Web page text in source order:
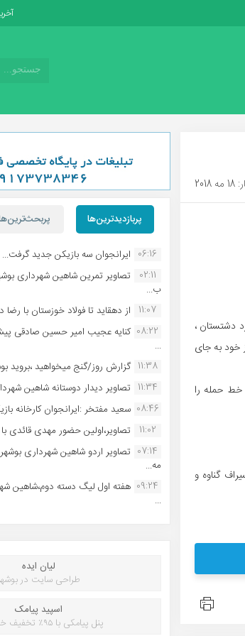
دشتستان ،
خود به جای
خط حمله را
گناوه و
پربازدیدترین‌ها
06:16 ایرانجوان سه بازیکن جدید گرفت...
02:11
تصاویر تمرین شاهین شهردارى
ب...
11:07 از دهقاید تا فولاد خوزستان با
08:22 کنایه عجیب امیر حسین صادقی
...
11:38 گزارش روز/گنج میخواهید ،بروید
11:34 تصاویر دیدار دوستانه شاهین
08:46 سعید مفتخر :ایرانجوان کارخانه
11:02
تصاویر،اولین حضور مهدی قائدی
07:14 تصاویر اردو شاهین شهرداری
مه...
09:24 هفته اول لیگ دسته دوم،شاهین
...
لیان ایده
طراحی سایت در
اسپید پیامک
پنل پیامکی با ۹۵٪ تخفیف خرید پنل